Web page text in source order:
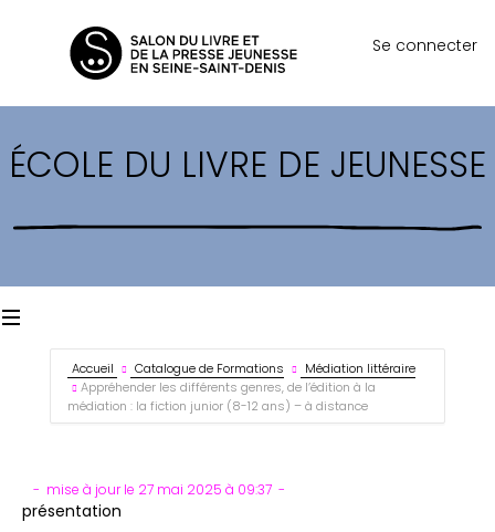
Se connecter
ÉCOLE DU LIVRE DE JEUNESSE
présentation
Accueil Catalogue de Formations
Médiation littéraire
Appréhender les différents genres, de l’édition à la
médiation : la fiction junior (8-12 ans) – à distance
mise à jour le 27 mai 2025 à 09:37